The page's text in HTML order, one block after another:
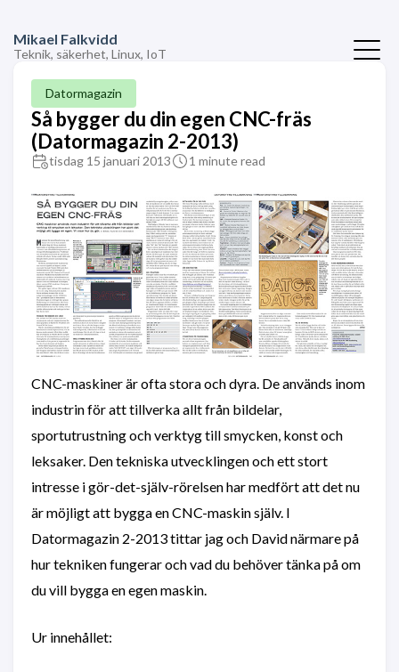
Mikael Falkvidd
Teknik, säkerhet, Linux, IoT
Datormagazin
Så bygger du din egen CNC-fräs
(Datormagazin 2-2013)
tisdag 15 januari 2013 1 minute read
CNC-maskiner är ofta stora och dyra. De används inom
industrin för att tillverka allt från bildelar,
sportutrustning och verktyg till smycken, konst och
leksaker. Den tekniska utvecklingen och ett stort
intresse i gör-det-själv-rörelsen har medfört att det nu
är möjligt att bygga en CNC-maskin själv. I
Datormagazin 2-2013 tittar jag och David närmare på
hur tekniken fungerar och vad du behöver tänka på om
du vill bygga en egen maskin.
Ur innehållet: